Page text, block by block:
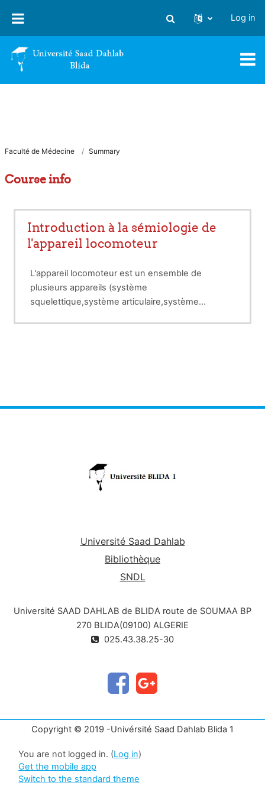
Toggle search input
Log in
Faculté de Médecine Summary
Course info
Introduction à la sémiologie de
l'appareil locomoteur
L'appareil locomoteur est un ensemble de
plusieurs appareils (système
squelettique,système articulaire,système
Université Saad Dahlab
Bibliothèque
SNDL
Université SAAD DAHLAB de BLIDA route de SOUMAA BP
270 BLIDA(09100) ALGERIE
025.43.38.25-30
Copyright © 2019 -Univérsité Saad Dahlab Blida 1
You are not logged in. (Log in)
Get the mobile app
Switch to the standard theme